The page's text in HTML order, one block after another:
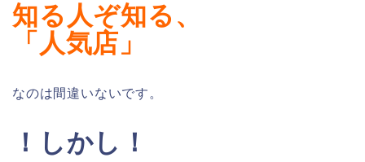
知る人ぞ知る、
「人気店」
なのは間違いないです。
！しかし！